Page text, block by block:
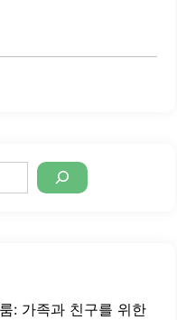
: 가족과 친구를 위한